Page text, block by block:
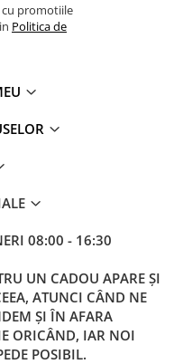
cu promotiile
Politica de
08:00 - 16:30
UN CADOU APARE ȘI
ATUNCI CÂND NE
ȘI ÎN AFARA
ORICÂND, IAR NOI
POSIBIL.